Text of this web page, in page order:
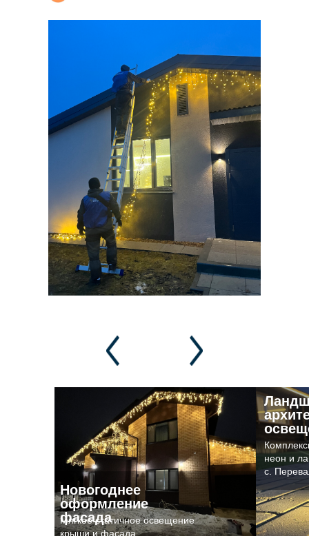
Мягкое статичное освещение
крыши и фасада
Новогоднее
оформление
фасада
неон и
с.